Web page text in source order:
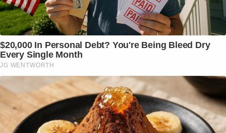
$20,000 In Personal Debt? You're Being Bleed Dry
Every Single Month
JG WENTWORTH